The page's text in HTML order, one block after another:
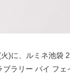
)に、ルミネ池袋
ラリー バイ フェ